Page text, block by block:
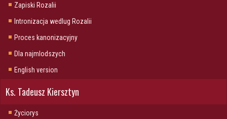
Zapiski Rozalii
Intronizacja wedlug Rozalii
Proces kanonizacyjny
Dla najmlodszych
English version
Ks. Tadeusz Kiersztyn
Życiorys